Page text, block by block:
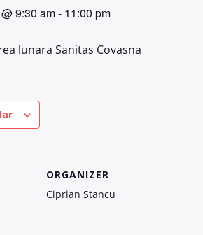
9:30 am- 11:00 pm
lunara Sanitas Covasna
ORGANIZER
Ciprian Stancu